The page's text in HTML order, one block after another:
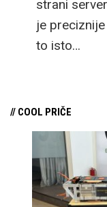
strani
je
to isto…
// COOL PRIČE